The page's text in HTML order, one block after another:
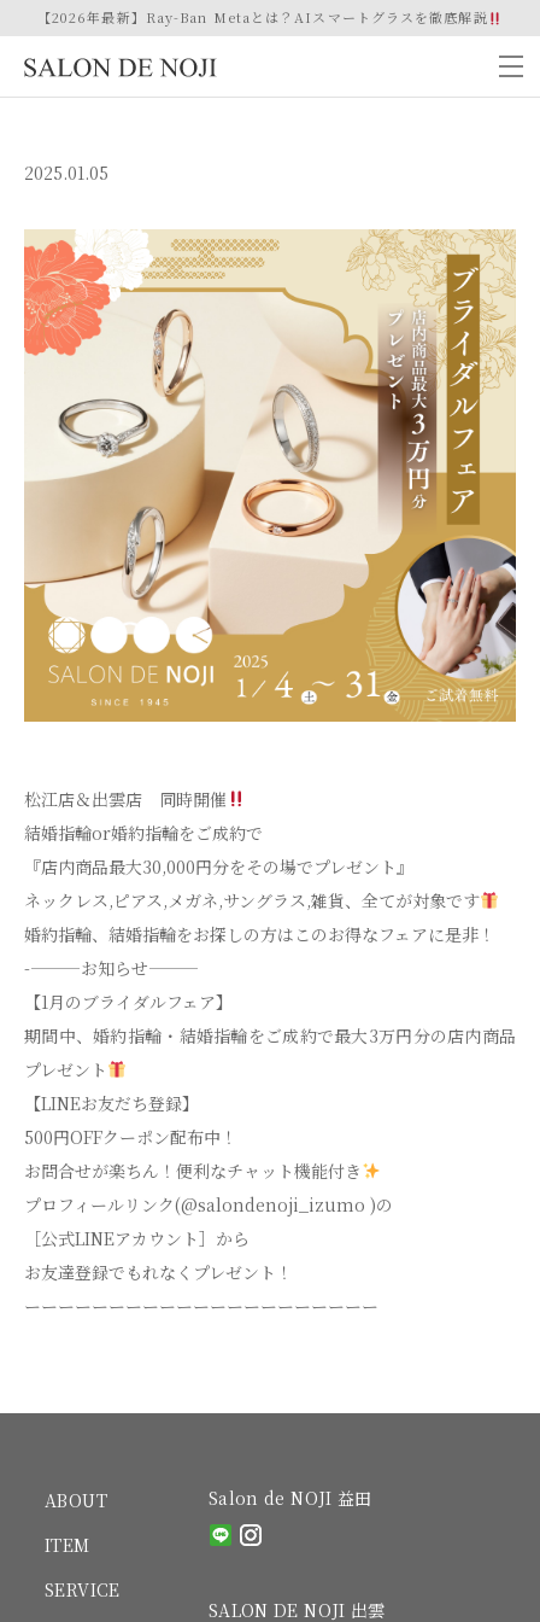
【2026年最新】Ray-Ban Metaとは？AIスマートグラスを徹底解説
2025.01.05
松江店＆出雲店 同時開催
結婚指輪or婚約指輪をご成約で
『店内商品最大30,000円分をその場でプレゼント』
ネックレス,ピアス,メガネ,サングラス,雑貨、全てが対象です
婚約指輪、結婚指輪をお探しの方はこのお得なフェアに是非！
-———お知らせ———
【1月のブライダルフェア】
期間中、婚約指輪・結婚指輪をご成約で最大3万円分の店内商品
プレゼント
【LINEお友だち登録】
500円OFFクーポン配布中！
お問合せが楽ちん！便利なチャット機能付き
プロフィールリンク(@salondenoji_izumo )の
［公式LINEアカウント］から
お友達登録でもれなくプレゼント！
ーーーーーーーーーーーーーーーーーーーーー
ABOUT
ITEM
SERVICE
Salon de NOJI 益田
SALON DE NOJI 出雲